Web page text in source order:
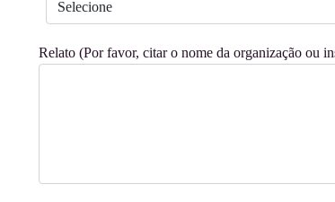
Relato (Por favor, citar o nome da organização ou